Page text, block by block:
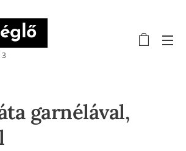
garnélával,